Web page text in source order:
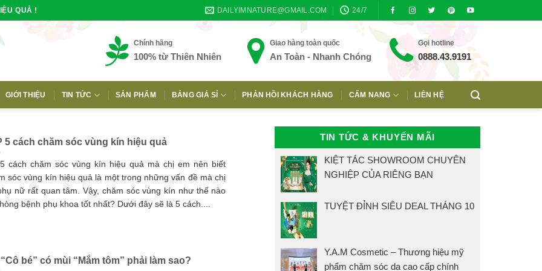
QUẢ ! DAILYIMNATURE@GMAIL.COM 24/7
Chính hãng
100% từ Thiên Nhiên
Giao hàng toàn quốc
An Toàn - Nhanh Chóng
Gọi hotline
0888.43.9191
GIỚI THIỆU TIN TỨC SẢN PHẨM BẢNG GIÁ SỈ PHẢN HỒI KHÁCH HÀNG CẨM NANG LIÊN HỆ
5 cách chăm sóc vùng kín hiệu quả
cách chăm sóc vùng kín hiệu quả mà chị em nên biết
sóc vùng kín hiệu quả là một trong những vấn đề mà chị
nữ rất quan tâm. Vậy, chăm sóc vùng kín như thế nào
bệnh phụ khoa tốt nhất? Dưới đây sẽ là 5 cách....
bé” có mùi “Mắm tôm” phải làm sao?
TIN TỨC & KHUYẾN MÃI
KIỆT TÁC SHOWROOM CHUYÊN
NGHIỆP CỦA RIÊNG BẠN
TUYỆT ĐỈNH SIÊU DEAL THÁNG 10
Y.A.M Cosmetic – Thương hiệu mỹ
phẩm chăm sóc da cao cấp chính